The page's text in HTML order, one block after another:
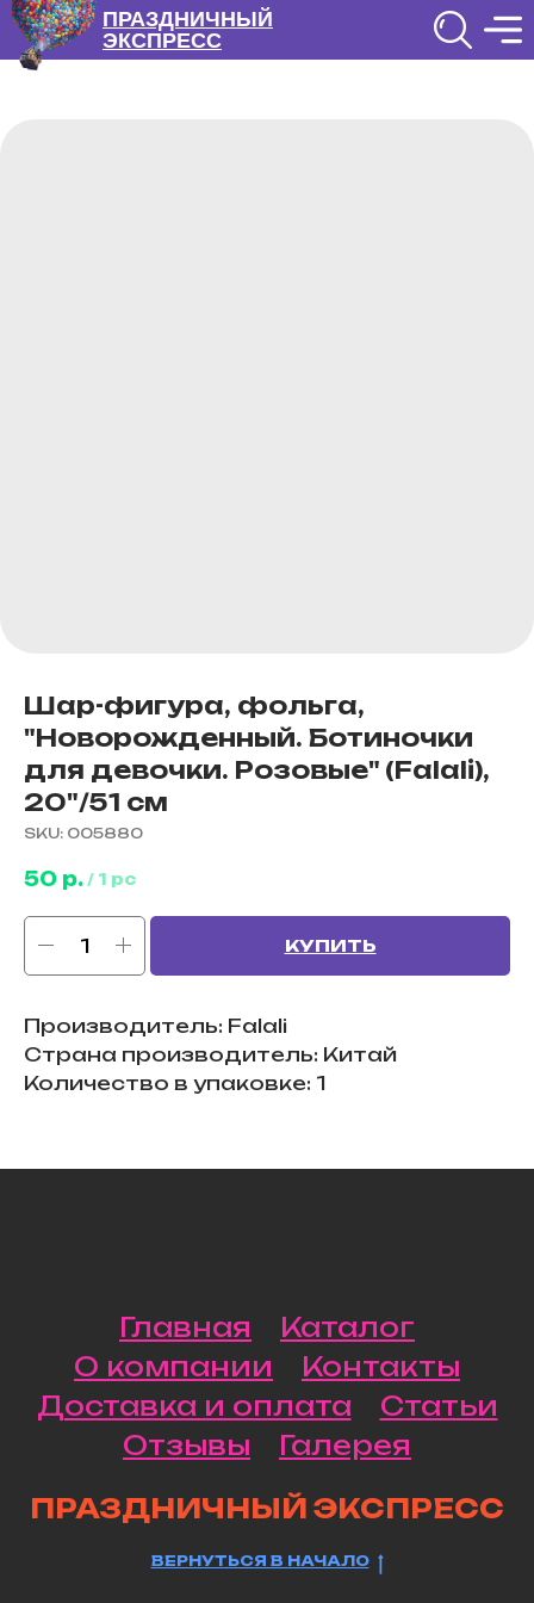
ПРАЗДНИЧНЫЙ
ЭКСПРЕСС
Шар-фигура, фольга,
"Новорожденный. Ботиночки
для девочки. Розовые" (Falali),
20"/51 см
SKU: 005880
50 р. / 1 pc
КУПИТЬ
Производитель: Falali
Страна производитель: Китай
Количество в упаковке: 1
Главная
Каталог
О компании
Контакты
Доставка и оплата
Статьи
Отзывы
Галерея
ПРАЗДНИЧНЫЙ ЭКСПРЕСС
ВЕРНУТЬСЯ В НАЧАЛО